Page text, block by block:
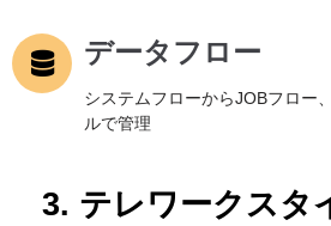
データフロー
システムフローからJOBフロー
ルで管理
3. テレワークスタ